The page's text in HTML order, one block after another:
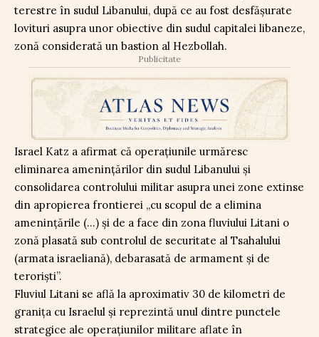
terestre în sudul Libanului, după ce au fost desfășurate
lovituri asupra unor obiective din sudul capitalei libaneze,
zonă considerată un bastion al Hezbollah.
Publicitate
Israel Katz a afirmat că operațiunile urmăresc
eliminarea amenințărilor din sudul Libanului și
consolidarea controlului militar asupra unei zone extinse
din apropierea frontierei „cu scopul de a elimina
ameninţările (…) şi de a face din zona fluviului Litani o
zonă plasată sub controlul de securitate al Tsahalului
(armata israeliană), debarasată de armament şi de
terorişti”.
Fluviul Litani se află la aproximativ 30 de kilometri de
granița cu Israelul și reprezintă unul dintre punctele
strategice ale operațiunilor militare aflate în